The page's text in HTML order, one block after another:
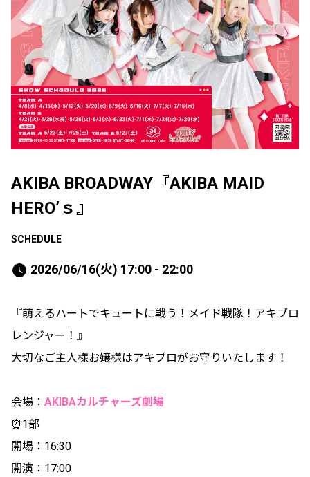
AKIBA BROADWAY『AKIBA MAID
HERO’ｓ』
SCHEDULE
2026/06/16(火) 17:00 - 22:00
『萌えるハートでキュートに戦う！メイド戦隊！アキブロ
レンジャー！』
大切なご主人様お嬢様はアキブロがお守りいたします！
会場： AKIBAカルチャーズ劇場
⏰1部
開場：16:30
開演：17:00